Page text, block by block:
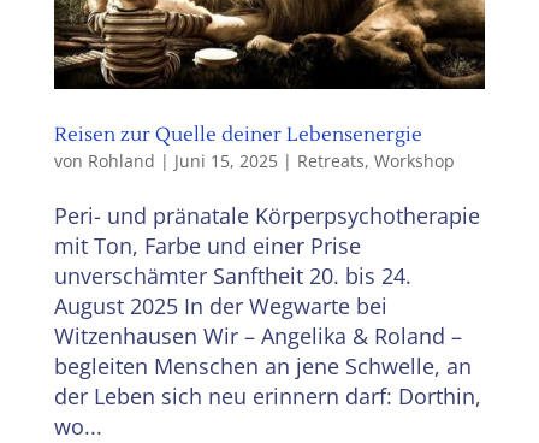
Reisen zur Quelle deiner Lebensenergie
von Rohland | Juni 15, 2025| Retreats, Workshop
Peri- und pränatale Körperpsychotherapie
mit Ton, Farbe und einer Prise
unverschämter Sanftheit 20. bis 24.
August 2025 In der Wegwarte bei
Witzenhausen Wir – Angelika & Roland –
begleiten Menschen an jene Schwelle, an
der Leben sich neu erinnern darf: Dorthin,
wo...